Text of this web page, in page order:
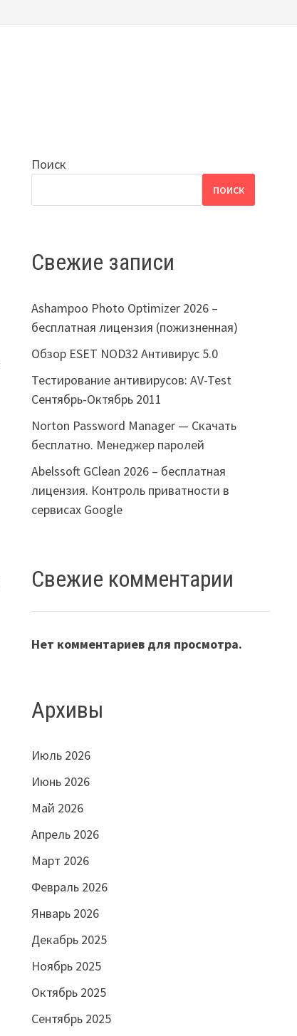
Поиск
ПОИСК
Свежие записи
Ashampoo Photo Optimizer 2026 –
бесплатная лицензия (пожизненная)
Обзор ESET NOD32 Антивирус 5.0
Тестирование антивирусов: AV-Test
Сентябрь-Октябрь 2011
Norton Password Manager — Скачать
бесплатно. Менеджер паролей
Abelssoft GClean 2026 – бесплатная
лицензия. Контроль приватности в
сервисах Google
Свежие комментарии
Нет комментариев для просмотра.
Архивы
Июль 2026
Июнь 2026
Май 2026
Апрель 2026
Март 2026
Февраль 2026
Январь 2026
Декабрь 2025
Ноябрь 2025
Октябрь 2025
Сентябрь 2025